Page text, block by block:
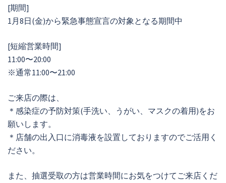
[期間]
1月8日(金)から緊急事態宣言の対象となる期間中
[短縮営業時間]
11:00〜20:00
※通常11:00〜21:00
ご来店の際は、
＊感染症の予防対策(手洗い、うがい、マスクの着用)をお
願いします。
＊店舗の出入口に消毒液を設置しておりますのでご活用く
ださい。
また、抽選受取の方は営業時間にお気をつけてご来店くだ